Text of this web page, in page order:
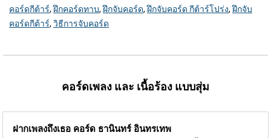
คอร์ดกีต้าร์,ฝึกคอร์ดทาบ,ฝึกจับคอร์ด,ฝึกจับคอร์ด กีต้าร์โปร่ง,ฝึกจับ
คอร์ดกีต้าร์, วิธีการจับคอร์ด
คอร์ดเพลง และ เนื้อร้อง แบบสุ่ม
ฝากเพลงถึงเธอ คอร์ด ธานินทร์ อินทรเทพ